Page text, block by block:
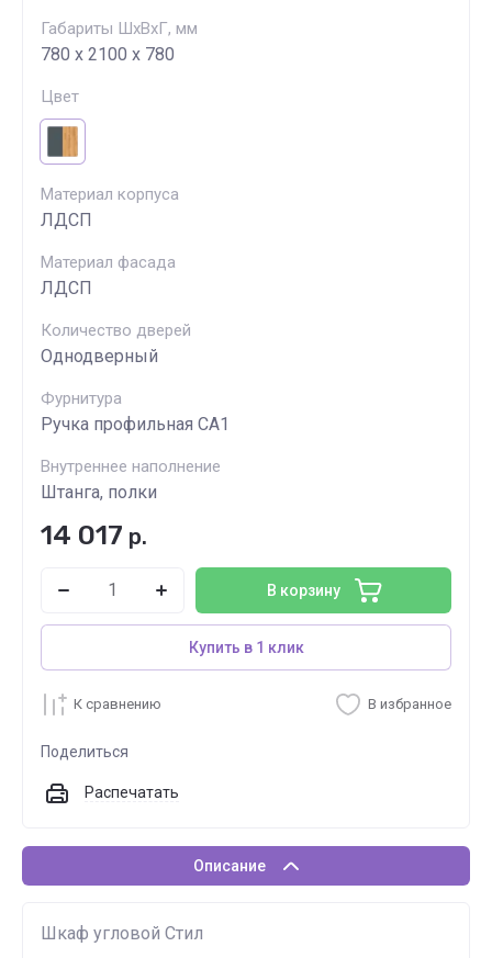
Габариты ШхВхГ, мм
780 х 2100 х 780
Цвет
Материал корпуса
ЛДСП
Материал фасада
ЛДСП
Количество дверей
Однодверный
Фурнитура
Ручка профильная СА1
Внутреннее наполнение
Штанга, полки
14 017 р.
В корзину
Купить в 1 клик
К сравнению В избранное
Поделиться
Распечатать
Описание
Шкаф угловой Стил